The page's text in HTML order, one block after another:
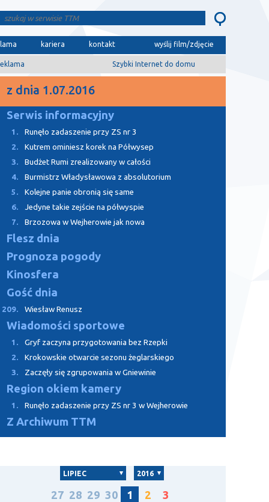
kariera kontakt wyślij film/zdjęcie
Szybki Internet do domu
z dnia 1.07.2016
Serwis informacyjny
1.
Runęło zadaszenie przy ZS nr 3
2.
Kutrem ominiesz korek na Półwysep
3.
Budżet Rumi zrealizowany w całości
4.
Burmistrz Władysławowa z absolutorium
5.
Kolejne panie obronią się same
6.
Jedyne takie zejście na półwyspie
7.
Brzozowa w Wejherowie jak nowa
Flesz dnia
Prognoza pogody
Kinosfera
Gość dnia
209. Wiesław Renusz
Wiadomości sportowe
1.
Gryf zaczyna przygotowania bez Rzepki
2.
Krokowskie otwarcie sezonu żeglarskiego
3.
Zaczęły się zgrupowania w Gniewinie
Region okiem kamery
1. Runęło zadaszenie przy ZS nr 3 w Wejherowie
Z Archiwum TTM
LIPIEC 2016
27 28 29 30 1 2
3